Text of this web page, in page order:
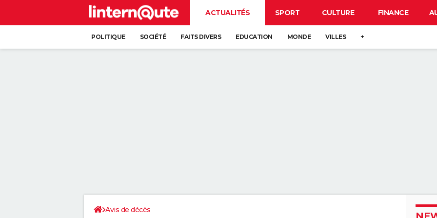
ACTUALITÉS SPORT CULTURE FINANCE
POLITIQUE SOCIÉTÉ FAITS DIVERS EDUCATION MONDE VILLES +
Avis de décès